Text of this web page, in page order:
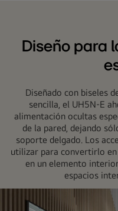
conformado
alimentación
proteger
Diseño para
Diseñado con biseles
sencilla, el UH5N-E
alimentación ocultas
de la pared, dejando
soporte delgado. Los
utilizar para convertirlo
en un elemento
espacios